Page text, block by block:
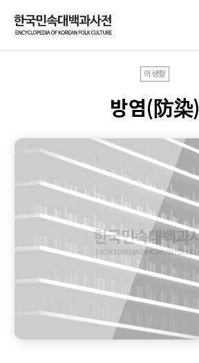
의생활
방염(防染)